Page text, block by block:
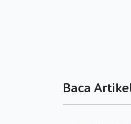
ibu akan sangat
Baca